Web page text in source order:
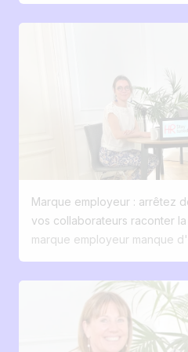
qu’ils vivent avec les
un produit ou de s’abonner à
expérience et convertir
comme le fait une stratégie
candidats sont des clients,
Comme pour vos clients
collaborateurs : veulent être
interaction attendent une
souhaitent une expérience
attendent de la transparence
ils sont prêts à dire oui, ou
faire du recrutement une
engageante et performante.
image Jobloom crée pour
personnalisé, mobile-first et
question : C’est quoi votre
offrez que d’autres n’ont
marché du travail a évolué.
comparent. Ils questionnent.
avalanche d’offres “top
stimulant”, tout se floute.
Mais comme un levier de
cohérence. Marque
(vraiment) ? Non, ce n’est
une vidéo corporate. La
perception que les gens ont
qu’employeur. Elle existe
non. Elle s’exprime : Dans
vos collaborateurs Dans vos
Marque employeur : arrêtez
vos collaborateurs raconter
marque employeur manque
a une scène que je vois trop
dépense des fortunes dans
recrutement magnifique. Des